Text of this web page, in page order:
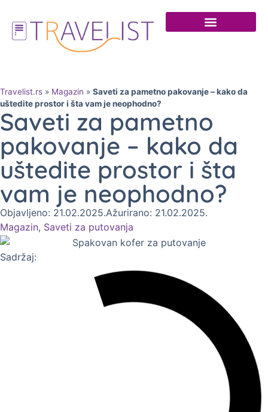
Travelist.rs » Magazin » Saveti za pametno pakovanje – kako da
uštedite prostor i šta vam je neophodno?
Saveti za pametno
pakovanje – kako da
uštedite prostor i šta
vam je neophodno?
Objavljeno: 21.02.2025.Ažurirano: 21.02.2025.
Magazin, Saveti za putovanja
Sadržaj: